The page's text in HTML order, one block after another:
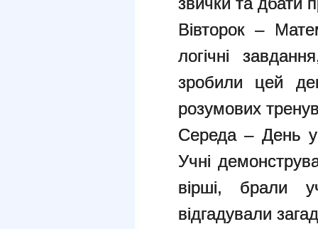
Вівторок –
логічні
зробили цей
розумових
Середа – День
Учні
вірші, брали
відгадували